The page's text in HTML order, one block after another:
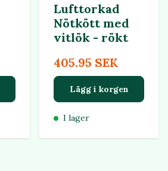
Lufttorkad
Nötkött med
vitlök - rökt
405.95 SEK
Lägg i korgen
I lager